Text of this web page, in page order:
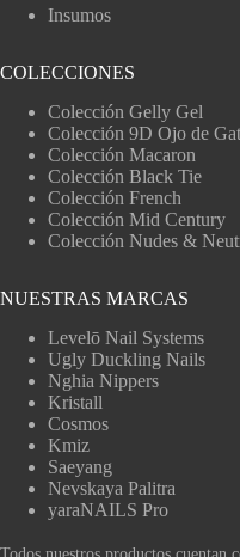
Insumos
COLECCIONES
Colección Gelly Gel
Colección 9D Ojo de
Colección Macaron
Colección Black Tie
Colección French
Colección Mid Century
Colección Nudes &
NUESTRAS MARCAS
Levelō Nail Systems
Ugly Duckling Nails
Nghia Nippers
Kristall
Cosmos
Kmiz
Saeyang
Nevskaya Palitra
yaraNAILS Pro